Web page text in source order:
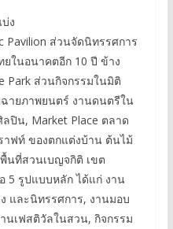
ง
Pavilion ส่วนจัดนิทรรศการ
ในอนาคตอีก 10 ปี ข้าง
Park ส่วนกิจกรรมในมิติ
ายภาพยนตร์ งานดนตรีใน
ปิน, Market Place ตลาด
าฟท์ ของตกแต่งบ้าน ต้นไม้
นที่สวนเบญจกิติ เขต
5 รูปแบบหลัก ได้แก่ งาน
และนิทรรศการ, งานมอบ
นเฟสติวัลในสวน, กิจกรรม